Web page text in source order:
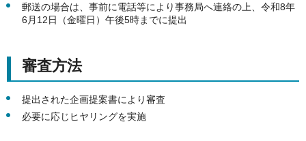
郵送の場合は、事前に電話等により事務局へ連絡の上、令和8年
6月12日（金曜日）午後5時までに提出
審査方法
提出された企画提案書により審査
必要に応じヒヤリングを実施